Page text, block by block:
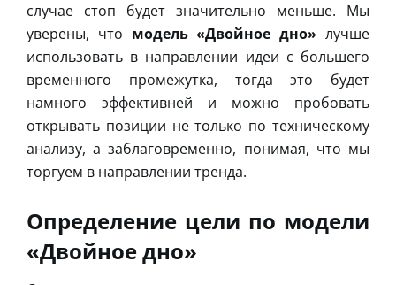
случае стоп будет значительно меньше. Мы
уверены, что модель «Двойное дно» лучше
использовать в направлении идеи с большего
временного промежутка, тогда это будет
намного эффективней и можно пробовать
открывать позиции не только по техническому
анализу, а заблаговременно, понимая, что мы
торгуем в направлении тренда.
Определение цели по модели
«Двойное дно»